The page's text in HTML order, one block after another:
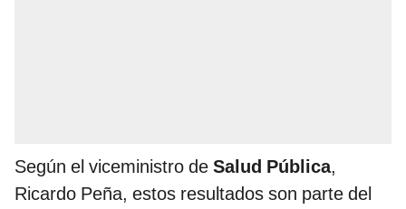
Según el viceministro de Salud Pública,
Ricardo Peña, estos resultados son parte del